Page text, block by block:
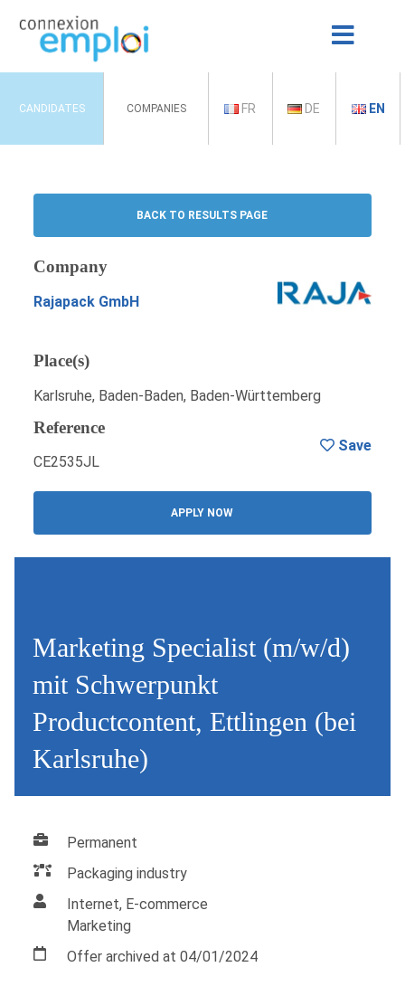
CANDIDATES COMPANIES FR DE EN
BACK TO RESULTS PAGE
Company
Rajapack GmbH
Place(s)
Karlsruhe, Baden-Baden, Baden-Württemberg
Reference
CE2535JL
APPLY NOW
Save
Marketing Specialist (m/w/d)
mit Schwerpunkt
Productcontent, Ettlingen (bei
Karlsruhe)
Permanent
Packaging industry
Internet, E-commerce
Marketing
Offer archived at 04/01/2024